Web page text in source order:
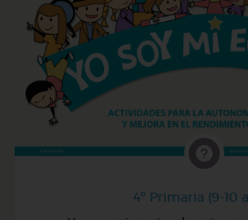
4º Primaria (9-10